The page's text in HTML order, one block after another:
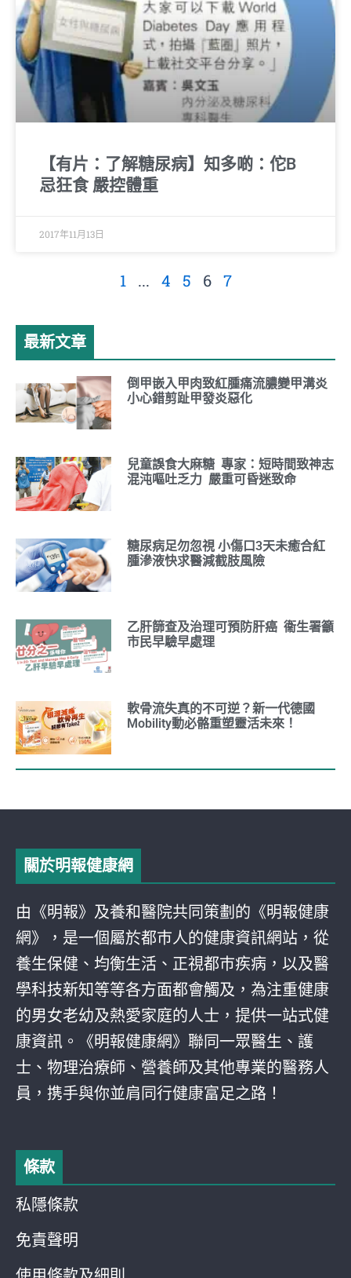
【有片：了解糖尿病】知多啲：佗B
忌狂食 嚴控體重
2017年11月13日
1 ... 4 5 6 7
最新文章
倒甲嵌入甲肉致紅腫痛流膿變甲溝炎
小心錯剪趾甲發炎惡化
兒童誤食大麻糖 專家：短時間致神志
混沌嘔吐乏力 嚴重可昏迷致命
糖尿病足勿忽視 小傷口3天未癒合紅
腫滲液快求醫減截肢風險
乙肝篩查及治理可預防肝癌 衞生署籲
市民早驗早處理
軟骨流失真的不可逆？新一代德國
Mobility動必骼重塑靈活未來！
關於明報健康網
由《明報》及養和醫院共同策劃的《明報健康
網》，是一個屬於都巿人的健康資訊網站，從
養生保健、均衡生活、正視都巿疾病，以及醫
學科技新知等等各方面都會觸及，為注重健康
的男女老幼及熱愛家庭的人士，提供一站式健
康資訊。《明報健康網》聯同一眾醫生、護
士、物理治療師、營養師及其他專業的醫務人
員，携手與你並肩同行健康富足之路！
條款
私隱條款
免責聲明